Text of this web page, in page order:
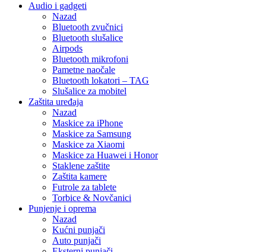
Audio i gadgeti
Nazad
Bluetooth zvučnici
Bluetooth slušalice
Airpods
Bluetooth mikrofoni
Pametne naočale
Bluetooth lokatori – TAG
Slušalice za mobitel
Zaštita uređaja
Nazad
Maskice za iPhone
Maskice za Samsung
Maskice za Xiaomi
Maskice za Huawei i Honor
Staklene zaštite
Zaštita kamere
Futrole za tablete
Torbice & Novčanici
Punjenje i oprema
Nazad
Kućni punjači
Auto punjači